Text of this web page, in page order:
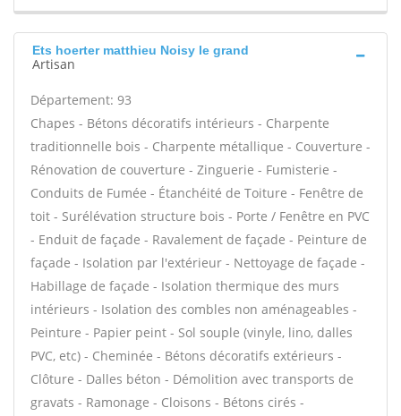
Ets hoerter matthieu Noisy le grand
Artisan
Département: 93
Chapes - Bétons décoratifs intérieurs - Charpente
traditionnelle bois - Charpente métallique - Couverture -
Rénovation de couverture - Zinguerie - Fumisterie -
Conduits de Fumée - Étanchéité de Toiture - Fenêtre de
toit - Surélévation structure bois - Porte / Fenêtre en PVC
- Enduit de façade - Ravalement de façade - Peinture de
façade - Isolation par l'extérieur - Nettoyage de façade -
Habillage de façade - Isolation thermique des murs
intérieurs - Isolation des combles non aménageables -
Peinture - Papier peint - Sol souple (vinyle, lino, dalles
PVC, etc) - Cheminée - Bétons décoratifs extérieurs -
Clôture - Dalles béton - Démolition avec transports de
gravats - Ramonage - Cloisons - Bétons cirés -